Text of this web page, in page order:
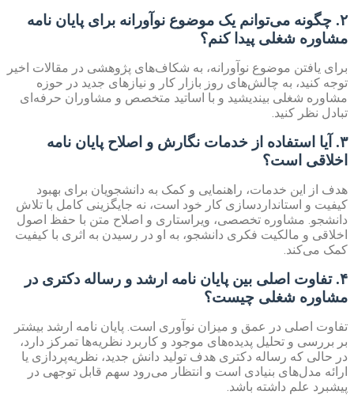
۲. چگونه می‌توانم یک موضوع نوآورانه برای پایان نامه
مشاوره شغلی پیدا کنم؟
برای یافتن موضوع نوآورانه، به شکاف‌های پژوهشی در مقالات اخیر
توجه کنید، به چالش‌های روز بازار کار و نیازهای جدید در حوزه
مشاوره شغلی بیندیشید و با اساتید متخصص و مشاوران حرفه‌ای
تبادل نظر کنید.
۳. آیا استفاده از خدمات نگارش و اصلاح پایان نامه
اخلاقی است؟
هدف از این خدمات، راهنمایی و کمک به دانشجویان برای بهبود
کیفیت و استانداردسازی کار خود است، نه جایگزینی کامل با تلاش
دانشجو. مشاوره تخصصی، ویراستاری و اصلاح متن با حفظ اصول
اخلاقی و مالکیت فکری دانشجو، به او در رسیدن به اثری با کیفیت
کمک می‌کند.
۴. تفاوت اصلی بین پایان نامه ارشد و رساله دکتری در
مشاوره شغلی چیست؟
تفاوت اصلی در عمق و میزان نوآوری است. پایان نامه ارشد بیشتر
بر بررسی و تحلیل پدیده‌های موجود و کاربرد نظریه‌ها تمرکز دارد،
در حالی که رساله دکتری هدف تولید دانش جدید، نظریه‌پردازی یا
ارائه مدل‌های بنیادی است و انتظار می‌رود سهم قابل توجهی در
پیشبرد علم داشته باشد.